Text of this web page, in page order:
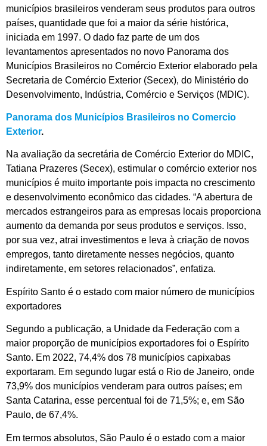
municípios brasileiros venderam seus produtos para outros
países, quantidade que foi a maior da série histórica,
iniciada em 1997. O dado faz parte de um dos
levantamentos apresentados no novo Panorama dos
Municípios Brasileiros no Comércio Exterior elaborado pela
Secretaria de Comércio Exterior (Secex), do Ministério do
Desenvolvimento, Indústria, Comércio e Serviços (MDIC).
Panorama dos Municípios Brasileiros no Comercio
Exterior.
Na avaliação da secretária de Comércio Exterior do MDIC,
Tatiana Prazeres (Secex), estimular o comércio exterior nos
municípios é muito importante pois impacta no crescimento
e desenvolvimento econômico das cidades. “A abertura de
mercados estrangeiros para as empresas locais proporciona
aumento da demanda por seus produtos e serviços. Isso,
por sua vez, atrai investimentos e leva à criação de novos
empregos, tanto diretamente nesses negócios, quanto
indiretamente, em setores relacionados”, enfatiza.
Espírito Santo é o estado com maior número de municípios
exportadores
Segundo a publicação, a Unidade da Federação com a
maior proporção de municípios exportadores foi o Espírito
Santo. Em 2022, 74,4% dos 78 municípios capixabas
exportaram. Em segundo lugar está o Rio de Janeiro, onde
73,9% dos municípios venderam para outros países; em
Santa Catarina, esse percentual foi de 71,5%; e, em São
Paulo, de 67,4%.
Em termos absolutos, São Paulo é o estado com a maior